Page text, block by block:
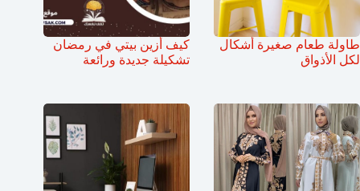
طاولة طعام صغيرة أشكال
لكل الأذواق
كيف أزين بيتي في رمضان
تشكيلة جديدة ورائعة